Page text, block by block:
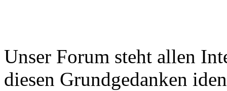
Unser Forum steht allen
diesen Grundgedanken